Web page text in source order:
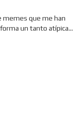
memes que me han
un tanto atípica…